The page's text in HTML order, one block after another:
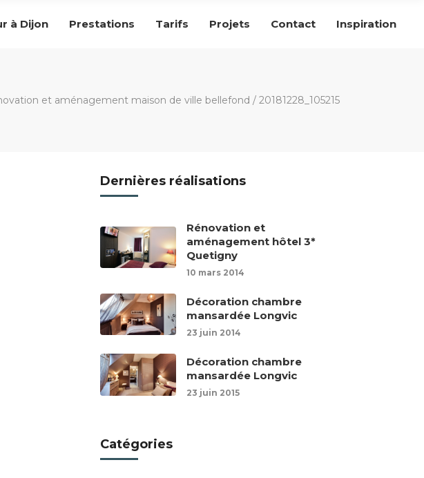
à Dijon Prestations Tarifs Projets Contact Inspiration
et aménagement maison de ville bellefond / 20181228_105215
Dernières réalisations
Rénovation et
aménagement hôtel 3*
Quetigny
10 mars 2014
Décoration chambre
mansardée Longvic
23 juin 2014
Décoration chambre
mansardée Longvic
23 juin 2015
Catégories